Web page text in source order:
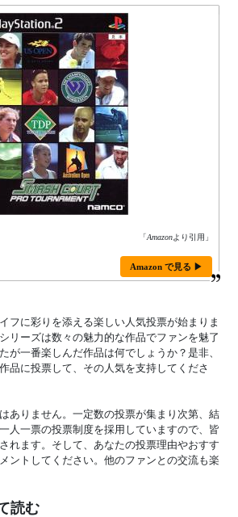
「Amazonより引用」
Amazon で見る ▶
フに彩りを添える楽しい人気投票が始まりま
リーズは数々の魅力的な作品でファンを魅了
が一番楽しんだ作品は何でしょうか？是非、
品に投票して、その人気を支持してくださ
ありません。一定数の投票が集まり次第、結
人一票の投票制度を採用していますので、皆
れます。そして、あなたの投票理由やおすす
ントしてください。他のファンとの交流も楽
読む